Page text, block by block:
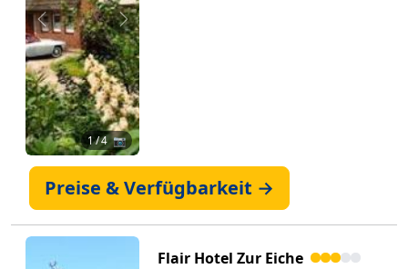
Zurück Weiter
1/ 4 📷
Preise & Verfügbarkeit →
Flair Hotel Zur Eiche